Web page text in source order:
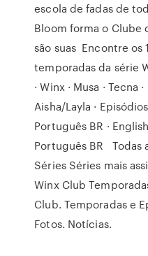
escola de fadas de
Bloom forma o Clube
são suas Encontre os
temporadas da série
· Winx · Musa · Tecna
Aisha/Layla ·
Português BR ·
Português BR Todas
Séries Séries mais
Winx Club
Club. Temporadas e
Fotos. Notícias.